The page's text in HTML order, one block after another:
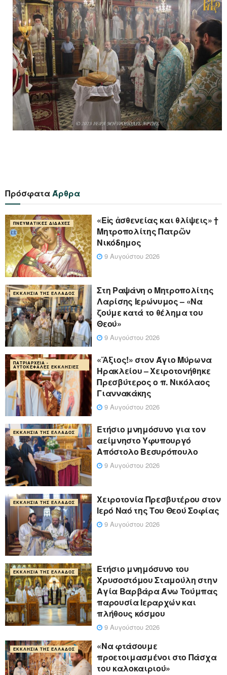
ΠρόσφαταΆρθρα
ΠΝΕΥΜΑΤΙΚΈΣ ΔΙΔΑΧΈΣ
«Eἰς ἀσθενείας και θλίψεις» †
Μητροπολίτης Πατρῶν
Νικόδημος
9 Αυγούστου 2026
ΕΚΚΛΗΣΊΑ ΤΗΣ ΕΛΛΆΔΟΣ
Στη Ραψάνη ο Μητροπολίτης
Λαρίσης Ιερώνυμος – «Να
ζούμε κατά το θέλημα του
Θεού»
9 Αυγούστου 2026
ΠΑΤΡΙΑΡΧΕΊΑ -
ΑΥΤΟΚΈΦΑΛΕΣ ΕΚΚΛΗΣΊΕΣ
«Ἄξιος!» στον Άγιο Μύρωνα
Ηρακλείου – Χειροτονήθηκε
Πρεσβύτερος ο π. Νικόλαος
Γιαννακάκης
9 Αυγούστου 2026
ΕΚΚΛΗΣΊΑ ΤΗΣ ΕΛΛΆΔΟΣ
Ετήσιο μνημόσυνο για τον
αείμνηστο Υφυπουργό
Απόστολο Βεσυρόπουλο
9 Αυγούστου 2026
ΕΚΚΛΗΣΊΑ ΤΗΣ ΕΛΛΆΔΟΣ
Χειροτονία Πρεσβυτέρου στον
Ιερό Ναό της Του Θεού Σοφίας
9 Αυγούστου 2026
ΕΚΚΛΗΣΊΑ ΤΗΣ ΕΛΛΆΔΟΣ
Ετήσιο μνημόσυνο του
Χρυσοστόμου Σταμούλη στην
Αγία Βαρβάρα Άνω Τούμπας
παρουσία Ιεραρχών και
πλήθους κόσμου
9 Αυγούστου 2026
ΕΚΚΛΗΣΊΑ ΤΗΣ ΕΛΛΆΔΟΣ
«Να φτάσουμε
προετοιμασμένοι στο Πάσχα
του καλοκαιριού»